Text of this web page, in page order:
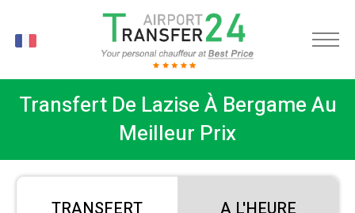
Transfert De Lazise À Bergame Au
Meilleur Prix
TRANSFERT A L'HEURE